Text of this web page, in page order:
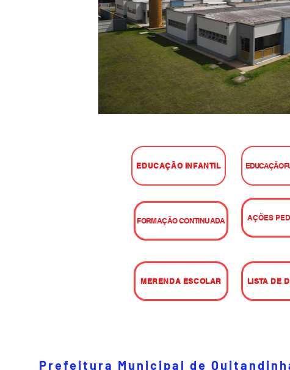
EDUCAÇÃO INFANTIL EDUCAÇÃO
FORMAÇÃO CONTINUADA AÇÕES
MERENDA ESCOLAR LISTA DE
Prefeitura Municipal de